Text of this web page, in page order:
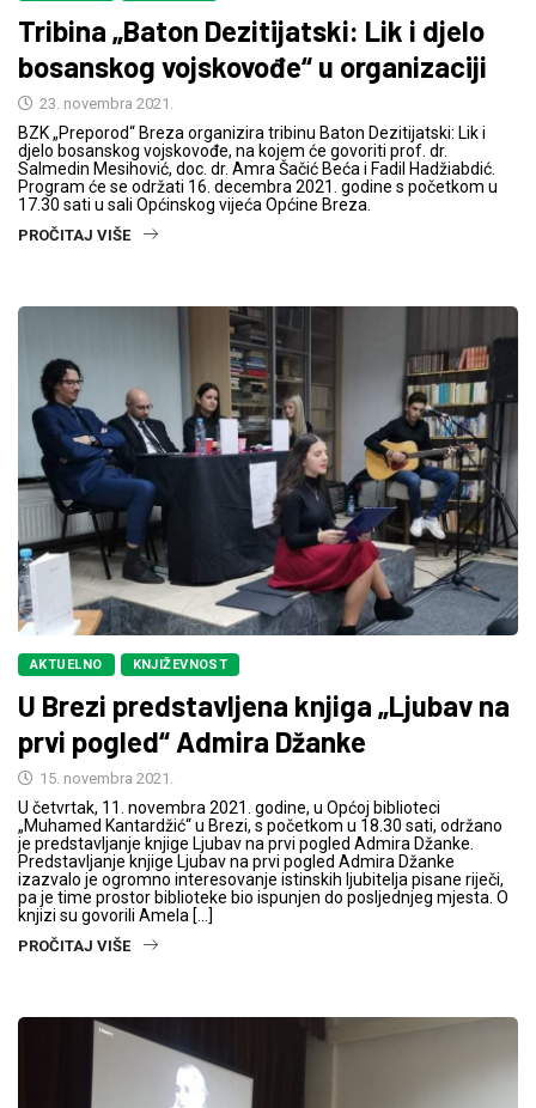
Tribina „Baton Dezitijatski: Lik i djelo
bosanskog vojskovođe“ u organizaciji
23. novembra 2021.
BZK „Preporod“ Breza organizira tribinu Baton Dezitijatski: Lik i
djelo bosanskog vojskovođe, na kojem će govoriti prof. dr.
Salmedin Mesihović, doc. dr. Amra Šačić Beća i Fadil Hadžiabdić.
Program će se održati 16. decembra 2021. godine s početkom u
17.30 sati u sali Općinskog vijeća Općine Breza.
PROČITAJ VIŠE
AKTUELNO KNJIŽEVNOST
U Brezi predstavljena knjiga „Ljubav na
prvi pogled“ Admira Džanke
15. novembra 2021.
U četvrtak, 11. novembra 2021. godine, u Općoj biblioteci
„Muhamed Kantardžić“ u Brezi, s početkom u 18.30 sati, održano
je predstavljanje knjige Ljubav na prvi pogled Admira Džanke.
Predstavljanje knjige Ljubav na prvi pogled Admira Džanke
izazvalo je ogromno interesovanje istinskih ljubitelja pisane riječi,
pa je time prostor biblioteke bio ispunjen do posljednjeg mjesta. O
knjizi su govorili Amela […]
PROČITAJ VIŠE